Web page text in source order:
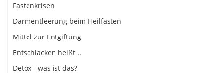
Fastenkrisen
Darmentleerung beim Heilfasten
Mittel zur Entgiftung
Entschlacken heißt ...
Detox - was ist das?